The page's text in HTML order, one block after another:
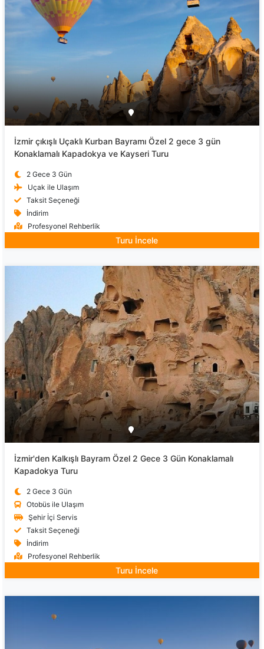
İzmir çıkışlı Uçaklı Kurban Bayramı Özel 2 gece 3 gün
Konaklamalı Kapadokya ve Kayseri Turu
2 Gece 3 Gün
Uçak ile Ulaşım
Taksit Seçeneği
İndirim
Profesyonel Rehberlik
Turu İncele
İzmir'den Kalkışlı Bayram Özel 2 Gece 3 Gün Konaklamalı
Kapadokya Turu
2 Gece 3 Gün
Otobüs ile Ulaşım
Şehir İçi Servis
Taksit Seçeneği
İndirim
Profesyonel Rehberlik
Turu İncele